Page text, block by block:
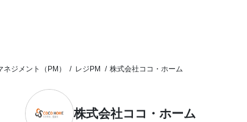
ネジメント（PM） / レジPM / 株式会社ココ・ホーム
株式会社ココ・ホーム